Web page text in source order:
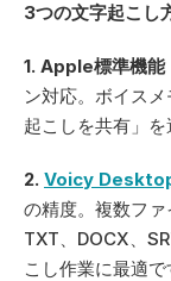
3つの文字起こし
1. Apple標準機能
ン対応。ボイス
起こしを共有」を
2. Voicy
の精度。複数ファ
TXT、DOCX、
こし作業に最適で